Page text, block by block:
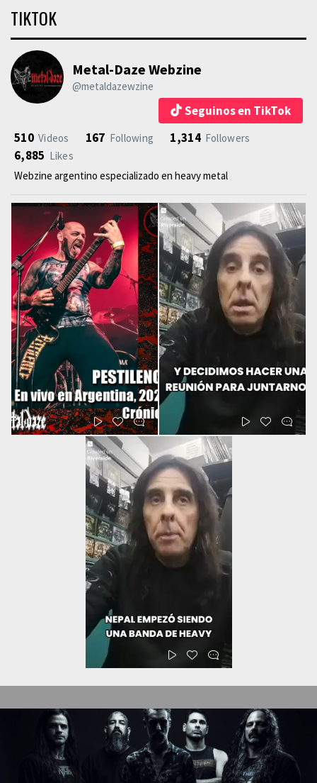
TIKTOK
Metal-Daze Webzine
@metaldazewzine
Seguinos en TikTok
510 Videos 167 Following 1,314 Followers
6,885 Likes
Webzine argentino especializado en heavy metal